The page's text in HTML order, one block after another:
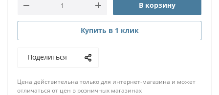
В корзину
Купить в 1 клик
Поделиться
Цена действительна только для интернет-магазина и может
отличаться от цен в розничных магазинах